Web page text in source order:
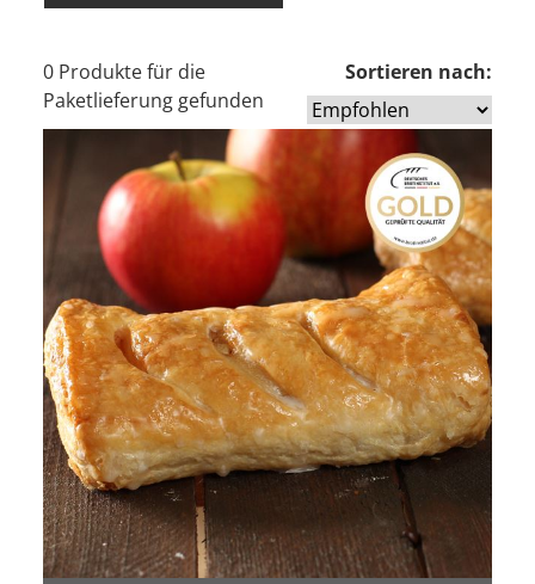
0 Produkte für die
Paketlieferung gefunden
Sortieren nach: